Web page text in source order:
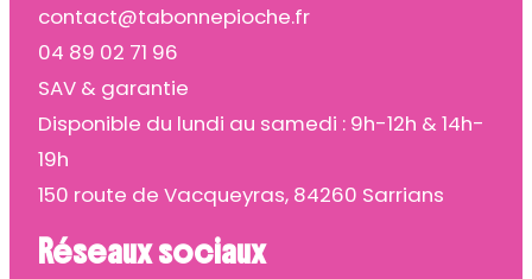
contact@tabonnepioche.fr
04 89 02 71 96
SAV & garantie
Disponible du lundi au samedi : 9h-12h & 14h-
19h
150 route de Vacqueyras, 84260 Sarrians
Réseaux sociaux